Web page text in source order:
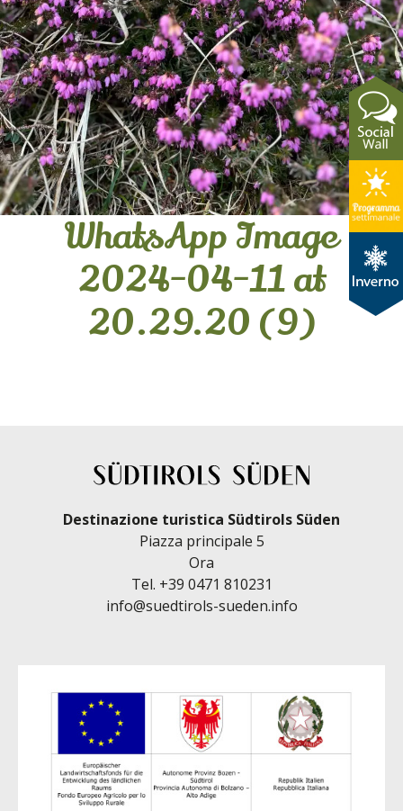
WhatsApp Image
2024-04-11 at
20.29.20 (9)
Destinazione turistica Südtirols Süden
Piazza principale 5
Ora
Tel. +39 0471 810231
info@suedtirols-sueden.info